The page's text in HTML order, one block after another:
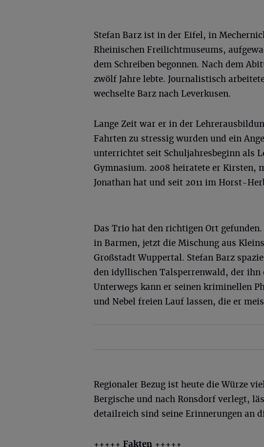
Stefan Barz ist in der Eifel, in
Rheinischen Freilichtmuseums,
dem Schreiben begonnen. Nach dem
zwölf Jahre lebte. Journalistisch
wechselte Barz nach Leverkusen.
Lange Zeit war er in der
Fahrten zu stressig wurden und ein
unterrichtet seit Schuljahresbeginn als
Gymnasium. 2008 heiratete er Kirsten,
Jonathan hat und seit 2011 im Horst-
Das Trio hat den richtigen Ort
in Barmen, jetzt die Mischung aus
Großstadt Wuppertal. Stefan Barz
den idyllischen Talsperrenwald, der
Unterwegs kann er seinen kriminellen
und Nebel freien Lauf lassen, die er
Regionaler Bezug ist heute die Würze
Bergische und nach Ronsdorf verlegt,
detailreich sind seine Erinnerungen an
+++++ Fakten +++++